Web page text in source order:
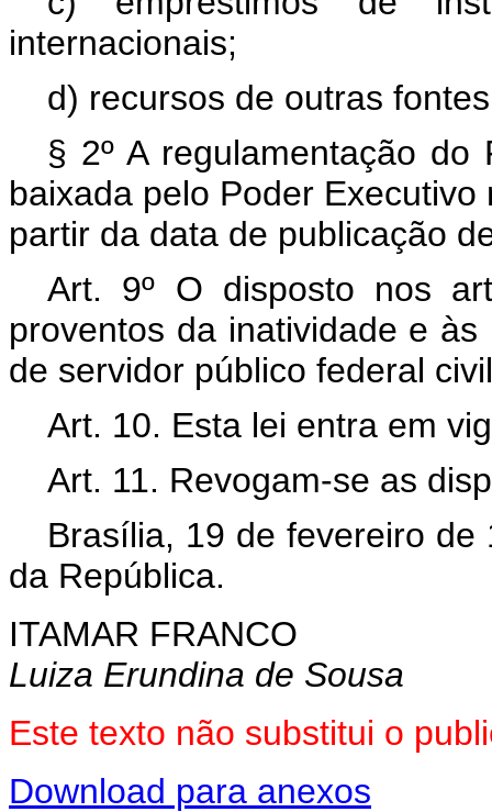
internacionais;
d) recursos de outras
§ 2º A regulamentação
baixada pelo Poder
partir da data de publicação
Art. 9º O disposto nos
proventos da inatividade e
de servidor público federal
Art. 10. Esta lei entra em
Art. 11. Revogam-se as
Brasília, 19 de fevereiro de
da República.
ITAMAR FRANCO
Luiza Erundina de Sousa
Este texto não substitui o
Download para anexos